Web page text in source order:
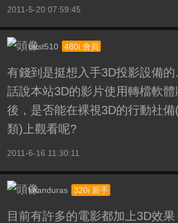
2011-5-20 07:59:45
dust510 480i 會員
有錢到是挺想入手3D投影設備的
話說本站3D的影片使用轉檔軟
後，是否能在裸視3D的行動社備
類)上觀看呢?
2011-6-16 11:30:11
khanduras 320i 新手
目前有許多的電影都加上3D效果